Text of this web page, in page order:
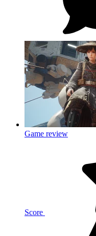
Game review
Score